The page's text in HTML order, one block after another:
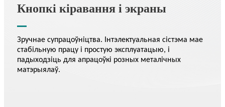
Кнопкі кіравання і экраны
Зручнае супрацоўніцтва. Інтэлектуальная сістэма мае
стабільную працу і простую эксплуатацыю, і
падыходзіць для апрацоўкі розных металічных
матэрыялаў.